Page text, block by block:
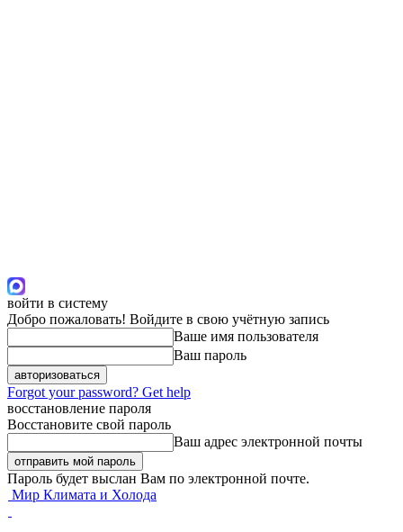
войти в систему
Добро пожаловать! Войдите в свою учётную запись
Ваше имя пользователя
Ваш пароль
Forgot your password? Get help
восстановление пароля
Восстановите свой пароль
Ваш адрес электронной почты
Пароль будет выслан Вам по электронной почте.
Мир Климата и Холода